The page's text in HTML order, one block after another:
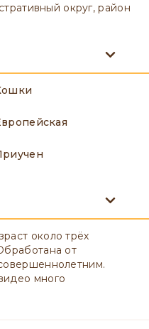
округ, район
Кошки
Европейская
приучен
около трёх
от
много